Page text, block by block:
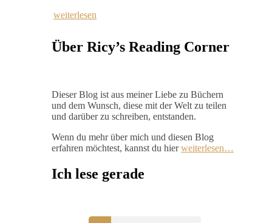
weiterlesen
Über Ricy’s Reading Corner
Dieser Blog ist aus meiner Liebe zu Büchern
und dem Wunsch, diese mit der Welt zu teilen
und darüber zu schreiben, entstanden.
Wenn du mehr über mich und diesen Blog
erfahren möchtest, kannst du hierweiterlesen…
Ich lese gerade